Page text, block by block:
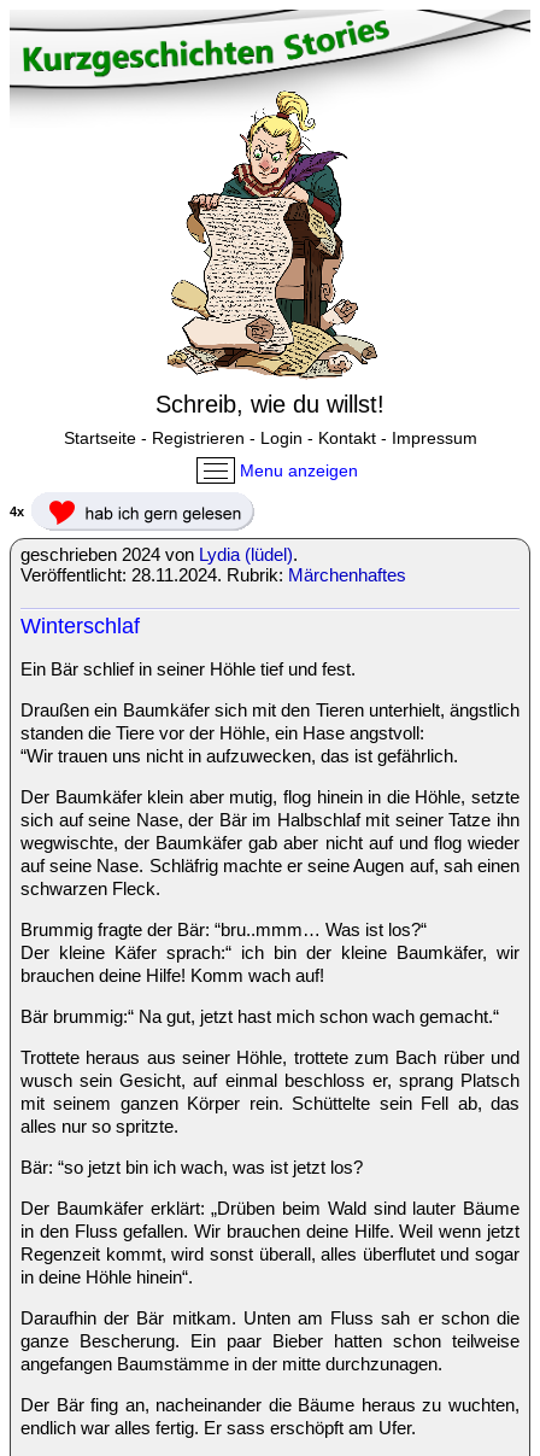
Schreib, wie du willst!
Startseite- Registrieren - Login - Kontakt- Impressum
Menu anzeigen
4x
geschrieben 2024 von Lydia (lüdel).
Veröffentlicht: 28.11.2024. Rubrik: Märchenhaftes
Winterschlaf
Ein Bär schlief in seiner Höhle tief und fest.
Draußen ein Baumkäfer sich mit den Tieren unterhielt, ängstlich
standen die Tiere vor der Höhle, ein Hase angstvoll:
“Wir trauen uns nicht in aufzuwecken, das ist gefährlich.
Der Baumkäfer klein aber mutig, flog hinein in die Höhle, setzte
sich auf seine Nase, der Bär im Halbschlaf mit seiner Tatze ihn
wegwischte, der Baumkäfer gab aber nicht auf und flog wieder
auf seine Nase. Schläfrig machte er seine Augen auf, sah einen
schwarzen Fleck.
Brummig fragte der Bär: “bru..mmm… Was ist los?“
Der kleine Käfer sprach:“ ich bin der kleine Baumkäfer, wir
brauchen deine Hilfe! Komm wach auf!
Bär brummig:“ Na gut, jetzt hast mich schon wach gemacht.“
Trottete heraus aus seiner Höhle, trottete zum Bach rüber und
wusch sein Gesicht, auf einmal beschloss er, sprang Platsch
mit seinem ganzen Körper rein. Schüttelte sein Fell ab, das
alles nur so spritzte.
Bär: “so jetzt bin ich wach, was ist jetzt los?
Der Baumkäfer erklärt: „Drüben beim Wald sind lauter Bäume
in den Fluss gefallen. Wir brauchen deine Hilfe. Weil wenn jetzt
Regenzeit kommt, wird sonst überall, alles überflutet und sogar
in deine Höhle hinein“.
Daraufhin der Bär mitkam. Unten am Fluss sah er schon die
ganze Bescherung. Ein paar Bieber hatten schon teilweise
angefangen Baumstämme in der mitte durchzunagen.
Der Bär fing an, nacheinander die Bäume heraus zu wuchten,
endlich war alles fertig. Er sass erschöpft am Ufer.